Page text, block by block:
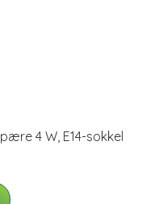
4 W, E14-sokkel